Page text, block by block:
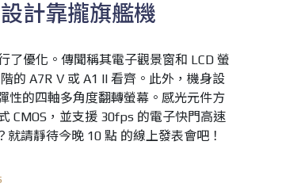
計靠攏旗艦機
了優化。傳聞稱其電子觀景窗和 LCD 螢
的 A7R V 或 A1 II 看齊。此外，機身設
性的四軸多角度翻轉螢幕。感光元件方
CMOS，並支援 30fps 的電子快門高速
請靜待今晚 10 點 的線上發表會吧！